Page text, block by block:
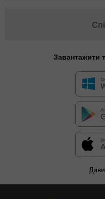
Завантажити